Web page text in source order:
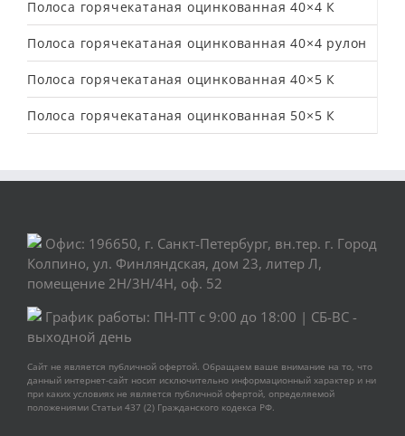
Полоса горячекатаная оцинкованная 40×4 К
Полоса горячекатаная оцинкованная 40×4 рулон
Полоса горячекатаная оцинкованная 40×5 К
Полоса горячекатаная оцинкованная 50×5 К
Офис: 196650, г. Санкт-Петербург, вн.тер. г. Город
Колпино, ул. Финляндская, дом 23, литер Л,
помещение 2Н/3Н/4Н, оф. 52
График работы: ПН-ПТ с 9:00 до 18:00 | СБ-ВС -
выходной день
Сайт не является публичной офертой. Обращаем ваше внимание на то, что
данный интернет-сайт носит исключительно информационный характер и ни
при каких условиях не является публичной офертой, определяемой
положениями Статьи 437 (2) Гражданского кодекса РФ.